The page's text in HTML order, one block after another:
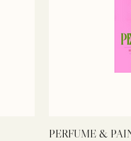
PERFUME &